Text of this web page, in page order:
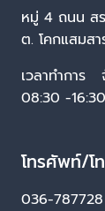
หมู่ 4 ถนน ส
ต. โคกแสมส
เวลาทำการ
08:30 -
โทรศัพท์/โ
036-